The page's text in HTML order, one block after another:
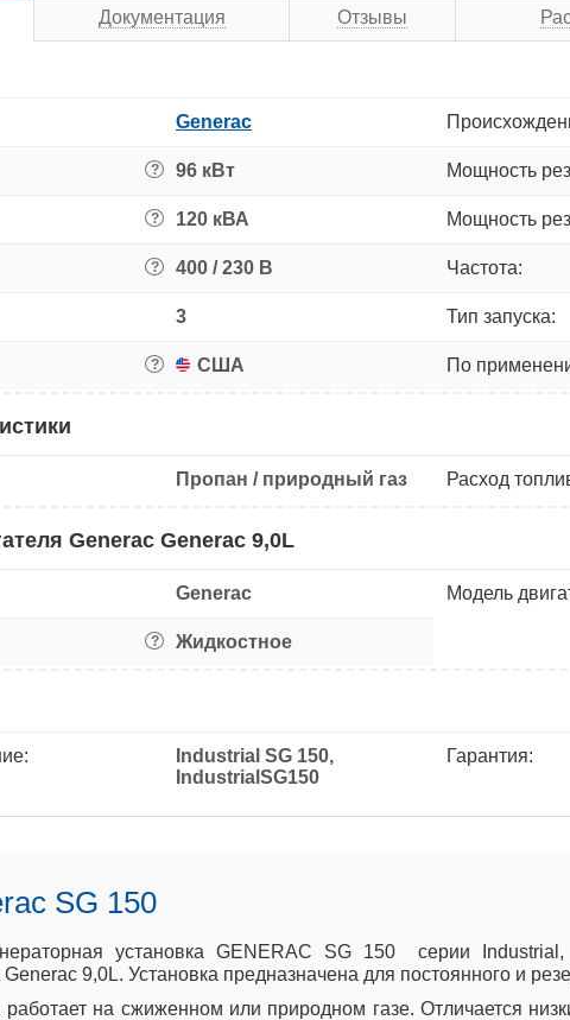
Документация Отзывы
Generac
? 96 кВт Мощность
? 120 кВА Мощность
? 400 / 230 В Частота:
3 Тип запуска:
? США По
Пропан / природный газ Расход
Generac Generac 9,0L
Generac Модель
? Жидкостное
Industrial SG 150,
IndustrialSG150
Гарантия:
SG 150
установка GENERAC SG 150 серии
9,0L. Установка предназначена для постоянного и
работает на сжиженном или природном газе. Отличается